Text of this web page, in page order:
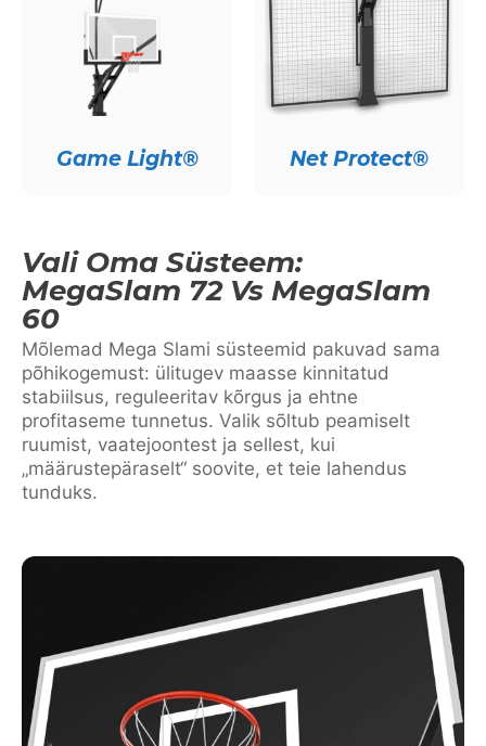
Game Light® Net Protect®
Vali Oma Süsteem:
MegaSlam 72 Vs MegaSlam
60
Mõlemad Mega Slami süsteemid pakuvad sama
põhikogemust: ülitugev maasse kinnitatud
stabiilsus, reguleeritav kõrgus ja ehtne
profitaseme tunnetus. Valik sõltub peamiselt
ruumist, vaatejoontest ja sellest, kui
„määrustepäraselt“ soovite, et teie lahendus
tunduks.